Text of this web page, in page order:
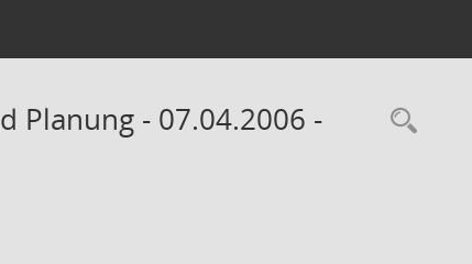
Planung - 07.04.2006 -